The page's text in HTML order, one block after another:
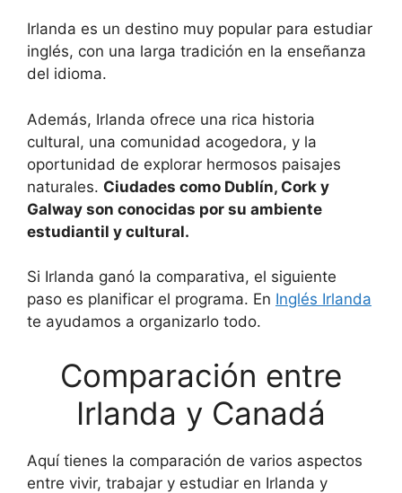
Irlanda es un destino muy popular para estudiar
inglés, con una larga tradición en la enseñanza
del idioma.
Además, Irlanda ofrece una rica historia
cultural, una comunidad acogedora, y la
oportunidad de explorar hermosos paisajes
naturales. Ciudades como Dublín, Cork y
Galway son conocidas por su ambiente
estudiantil y cultural.
Si Irlanda ganó la comparativa, el siguiente
paso es planificar el programa. En Inglés Irlanda
te ayudamos a organizarlo todo.
Comparación entre
Irlanda y Canadá
Aquí tienes la comparación de varios aspectos
entre vivir, trabajar y estudiar en Irlanda y